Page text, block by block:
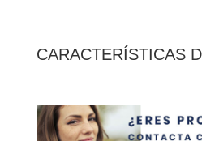
CARACTERÍSTICAS